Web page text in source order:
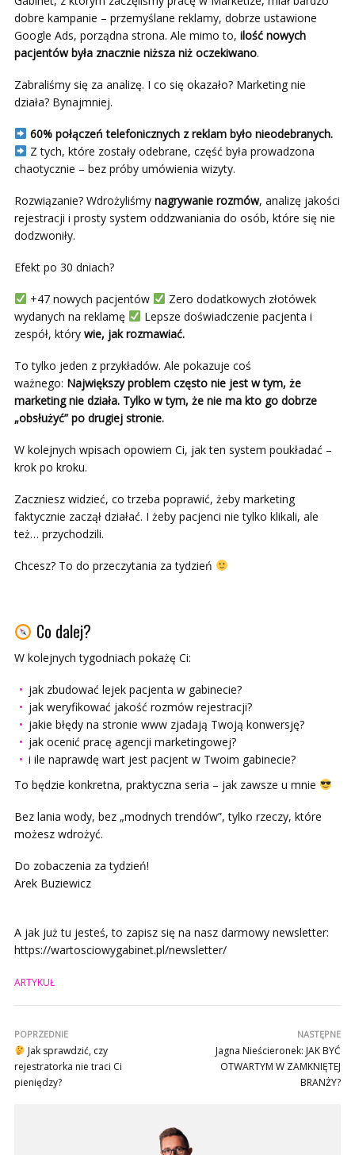
dobre kampanie – przemyślane reklamy, dobrze ustawione
Google Ads, porządna strona. Ale mimo to, ilość nowych
pacjentów była znacznie niższa niż oczekiwano.
Zabraliśmy się za analizę. I co się okazało? Marketing nie
działa? Bynajmniej.
60% połączeń telefonicznych z reklam było nieodebranych.
Z tych, które zostały odebrane, część była prowadzona
chaotycznie – bez próby umówienia wizyty.
Rozwiązanie? Wdrożyliśmy nagrywanie rozmów, analizę jakości
rejestracji i prosty system oddzwaniania do osób, które się nie
dodzwoniły.
Efekt po 30 dniach?
+47 nowych pacjentów
Zero dodatkowych złotówek
wydanych na reklamę
Lepsze doświadczenie pacjenta i
zespół, który wie, jak rozmawiać.
To tylko jeden z przykładów. Ale pokazuje coś
ważnego: Największy problem często nie jest w tym, że
marketing nie działa. Tylko w tym, że nie ma kto go dobrze
„obsłużyć” po drugiej stronie.
W kolejnych wpisach opowiem Ci, jak ten system poukładać –
krok po kroku.
Zaczniesz widzieć, co trzeba poprawić, żeby marketing
faktycznie zaczął działać. I żeby pacjenci nie tylko klikali, ale
też… przychodzili.
Chcesz? To do przeczytania za tydzień
Co dalej?
W kolejnych tygodniach pokażę Ci:
jak zbudować lejek pacjenta w gabinecie?
jak weryfikować jakość rozmów rejestracji?
jakie błędy na stronie www zjadają Twoją konwersję?
jak ocenić pracę agencji marketingowej?
i ile naprawdę wart jest pacjent w Twoim gabinecie?
To będzie konkretna, praktyczna seria – jak zawsze u mnie
Bez lania wody, bez „modnych trendów”, tylko rzeczy, które
możesz wdrożyć.
Do zobaczenia za tydzień!
Arek Buziewicz
A jak już tu jesteś, to zapisz się na nasz darmowy newsletter:
https://wartosciowygabinet.pl/newsletter/
ARTYKUŁ
POPRZEDNIE
Jak sprawdzić, czy
rejestratorka nie traci Ci
pieniędzy?
NASTĘPNE
Jagna Nieścieronek: JAK BYĆ
OTWARTYM W ZAMKNIĘTEJ
BRANŻY?